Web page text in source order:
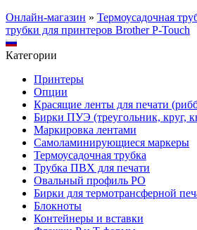
Онлайн-магазин » Термоусадочная
трубки для принтеров Brother P-Touch
Категории
Принтеры
Опции
Красящие ленты для печати
Бирки ПУЭ (треугольник, круг,
Маркировка лентами
Самоламинирующиеся маркеры
Термоусадочная трубка
Трубка ПВХ для печати
Овальный профиль PO
Бирки для термотрансферной
Блокноты
Контейнеры и вставки